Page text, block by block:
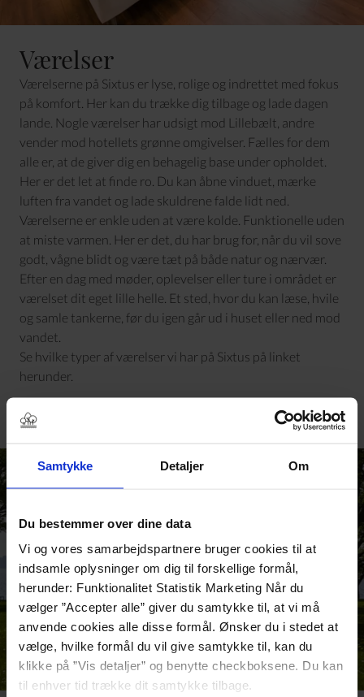
Samtykke Detaljer Om
Du bestemmer over dine data
Vi og vores samarbejdspartnere bruger cookies til at
indsamle oplysninger om dig til forskellige formål,
herunder: Funktionalitet Statistik Marketing Når du
vælger ”Accepter alle” giver du samtykke til, at vi må
anvende cookies alle disse formål. Ønsker du i stedet at
vælge, hvilke formål du vil give samtykke til, kan du
klikke på ”Vis detaljer” og benytte checkboksene. Du kan
til enhver tid trække dit samtykke tilbage.
Værelser
Værelserne på Sixtus er lyse, rolige og indrettet med fokus
på komfort. Her kan du trække dig tilbage og lade dagen
lande. Nogle værelser har udsigt mod Lillebælt, andre
vender mod hotellets grønne omgivelser. Fælles for dem
alle er, at de giver dig en behagelig base under opholdet.
Her er det let at finde ro. Du kan åbne vinduet, mærke
luften fra vandet og lade skuldrene falde lidt ned.
Værelserne er enkle uden at være kolde. Funktionelle uden
at miste varmen. Her er det, du har brug for, når du vil sove
godt, vågne blidt og være tæt på både natur og nærvær.
Efter en dag med møder, oplevelser eller ture i området er
værelset dit eget lille helle. Et sted, hvor du kan læse, hvile
og samle tankerne, før du igen går ud i huset eller ned mod
vandet.
Se hvilke typer af værelser vi har på Sixtus på linket
herunder.